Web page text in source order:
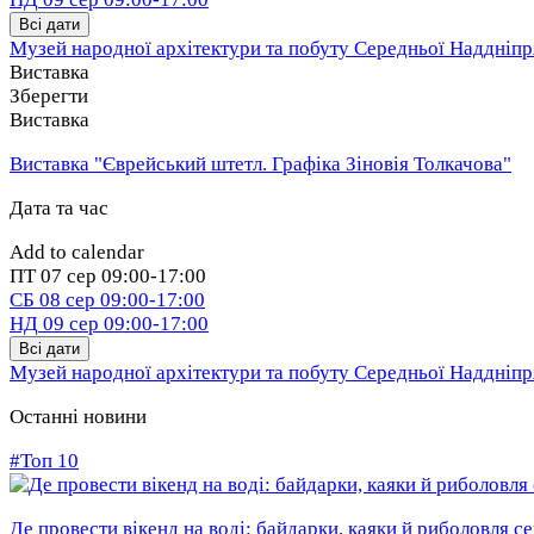
Всі дати
Музей народної архітектури та побуту Середньої
Виставка
Зберегти
Виставка
Виставка "Єврейський штетл. Графіка Зіновія Толкачова"
Дата та час
Add to calendar
ПТ 07 сер 09:00-17:00
СБ 08 сер 09:00-17:00
НД 09 сер 09:00-17:00
Всі дати
Музей народної архітектури та побуту Середньої
Останні новини
#Топ 10
Де провести вікенд на воді: байдарки, каяки й риболовля